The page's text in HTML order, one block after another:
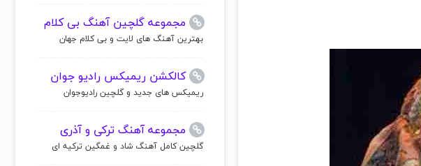
مجموعه گلچین آهنگ بی کلام
بهترین آهنگ های لایت و بی کلام جهان
کالکشن ریمیکس رادیو جوان
ریمیکس های جدید و گلچین رادیوجوان
مجموعه آهنگ ترکی و آذری
گلچین کامل آهنگ شاد و غمگین ترکیه ای